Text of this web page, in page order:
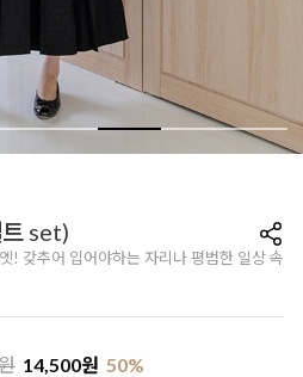
set)
! 갖추어 입어야하는 자리나 평범한 일상 속
14,500원 50%